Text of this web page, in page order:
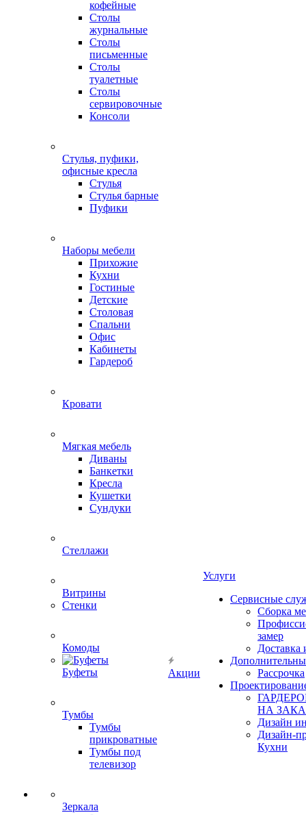
кофейные
Столы
журнальные
Столы
письменные
Столы
туалетные
Столы
сервировочные
Консоли
Стулья, пуфики,
офисные кресла
Стулья
Стулья барные
Пуфики
Наборы мебели
Прихожие
Кухни
Гостиные
Детские
Столовая
Спальни
Офис
Кабинеты
Гардероб
Кровати
Мягкая мебель
Диваны
Банкетки
Кресла
Кушетки
Сундуки
Стеллажи
Витрины
Стенки
Комоды
Буфеты
Тумбы
Тумбы
прикроватные
Тумбы под
телевизор
Зеркала
Акции
Услуги
Сервисные
Сборка
замер
Доставка
Рассрочка
НА
Дизайн
Дизайн-
Кухни